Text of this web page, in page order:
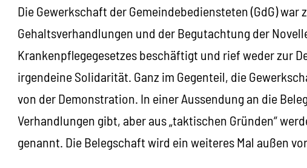
Die Gewerkschaft der Gemeindebediensteten (GdG) war
Gehaltsverhandlungen und der Begutachtung der
Krankenpflegegesetzes beschäftigt und rief weder zur
irgendeine Solidarität. Ganz im Gegenteil, die
von der Demonstration. In einer Aussendung an die
Verhandlungen gibt, aber aus „taktischen Gründen“
genannt. Die Belegschaft wird ein weiteres Mal außen